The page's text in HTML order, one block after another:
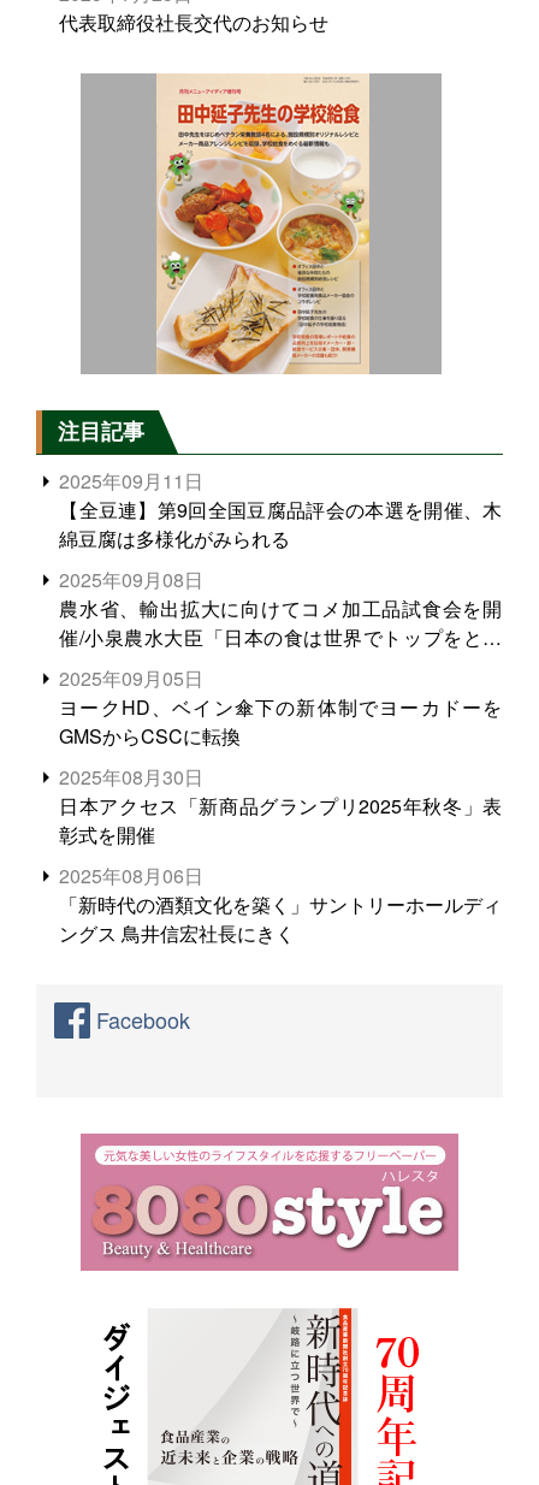
代表取締役社長交代のお知らせ
注目記事
2025年09月11日
【全豆連】第9回全国豆腐品評会の本選を開催、木
綿豆腐は多様化がみられる
2025年09月08日
農水省、輸出拡大に向けてコメ加工品試食会を開
催/小泉農水大臣「日本の食は世界でトップをとれ
る。米増産に向けて、米輸出需要の拡大を」
2025年09月05日
ヨークHD、ベイン傘下の新体制でヨーカドーを
GMSからCSCに転換
2025年08月30日
日本アクセス「新商品グランプリ2025年秋冬」表
彰式を開催
2025年08月06日
「新時代の酒類文化を築く」サントリーホールディ
ングス 鳥井信宏社長にきく
Facebook